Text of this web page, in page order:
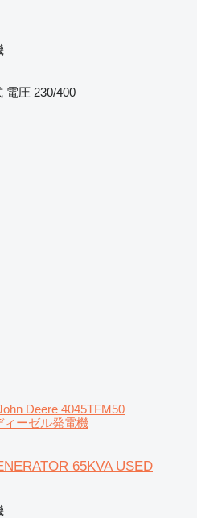
電圧 230/400
Deere 4045TFM50
ィーゼル発電機
65KVA USED